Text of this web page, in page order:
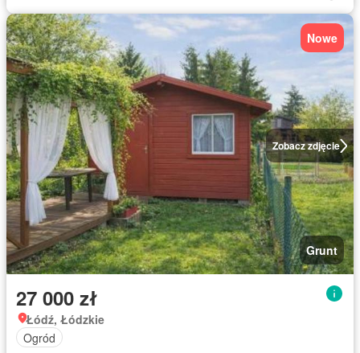
Zobacz zdjęcie
Nowe
Grunt
27 000 zł
Łódź, Łódzkie
Ogród